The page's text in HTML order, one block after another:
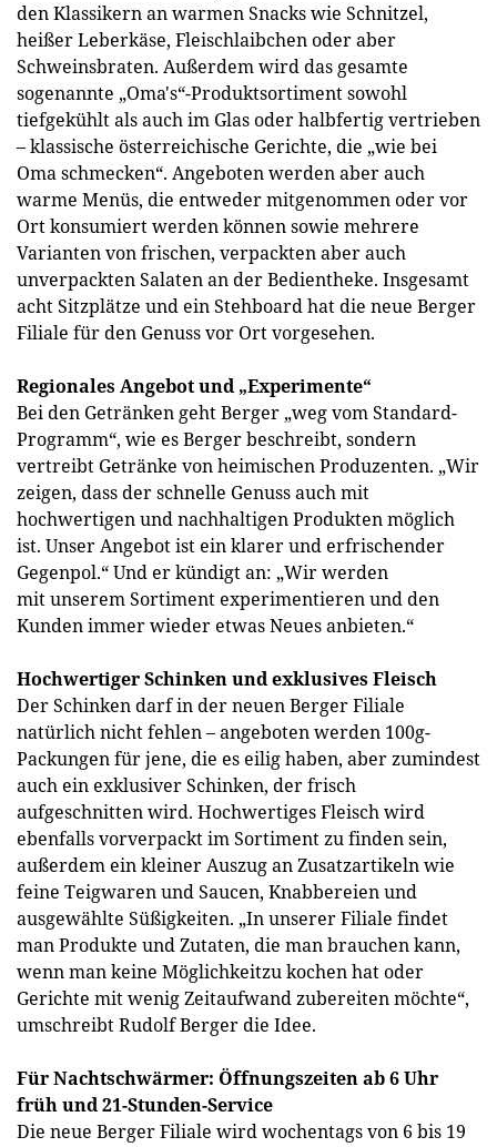
den Klassikern an warmen Snacks wie Schnitzel,
heißer Leberkäse, Fleischlaibchen oder aber
Schweinsbraten. Außerdem wird das gesamte
sogenannte „Oma's“-Produktsortiment sowohl
tiefgekühlt als auch im Glas oder halbfertig vertrieben
– klassische österreichische Gerichte, die „wie bei
Oma schmecken“. Angeboten werden aber auch
warme Menüs, die entweder mitgenommen oder vor
Ort konsumiert werden können sowie mehrere
Varianten von frischen, verpackten aber auch
unverpackten Salaten an der Bedientheke. Insgesamt
acht Sitzplätze und ein Stehboard hat die neue Berger
Filiale für den Genuss vor Ort vorgesehen.
Regionales Angebot und „Experimente“
Bei den Getränken geht Berger „weg vom Standard-
Programm“, wie es Berger beschreibt, sondern
vertreibt Getränke von heimischen Produzenten. „Wir
zeigen, dass der schnelle Genuss auch mit
hochwertigen und nachhaltigen Produkten möglich
ist. Unser Angebot ist ein klarer und erfrischender
Gegenpol.“ Und er kündigt an: „Wir werden
mit unserem Sortiment experimentieren und den
Kunden immer wieder etwas Neues anbieten.“
Hochwertiger Schinken und exklusives Fleisch
Der Schinken darf in der neuen Berger Filiale
natürlich nicht fehlen – angeboten werden 100g-
Packungen für jene, die es eilig haben, aber zumindest
auch ein exklusiver Schinken, der frisch
aufgeschnitten wird. Hochwertiges Fleisch wird
ebenfalls vorverpackt im Sortiment zu finden sein,
außerdem ein kleiner Auszug an Zusatzartikeln wie
feine Teigwaren und Saucen, Knabbereien und
ausgewählte Süßigkeiten. „In unserer Filiale findet
man Produkte und Zutaten, die man brauchen kann,
wenn man keine Möglichkeitzu kochen hat oder
Gerichte mit wenig Zeitaufwand zubereiten möchte“,
umschreibt Rudolf Berger die Idee.
Für Nachtschwärmer: Öffnungszeiten ab 6 Uhr
früh und 21-Stunden-Service
Die neue Berger Filiale wird wochentags von 6 bis 19